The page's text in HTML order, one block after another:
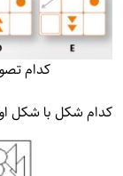
کدام
کدام شکل با شکل